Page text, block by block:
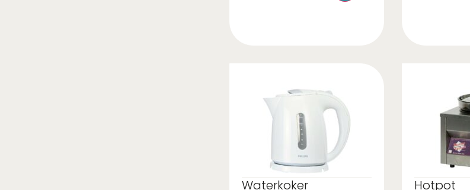
Waterkoker
Hotpot